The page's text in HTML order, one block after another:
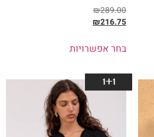
₪289.00
₪216.75
בחר אפשרויות
1+1